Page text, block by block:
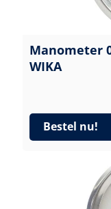
Manometer
WIKA
Bestel nu!